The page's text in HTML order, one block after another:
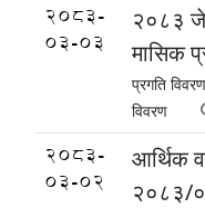
2083-
03-03
२०८३
मासिक
प्रगति
विवरण
2083-
03-02
आर्थिक
२०८३/